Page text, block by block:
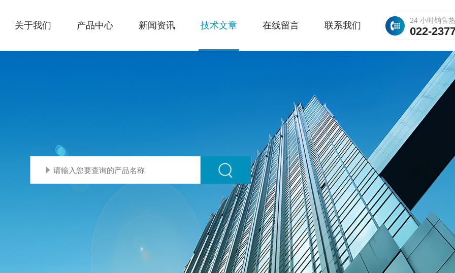
24 小时销售
022-
关于我们 产品中心 新闻资讯 技术文章 在线留言 联系我们